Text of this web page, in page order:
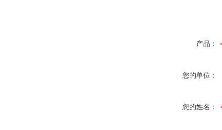
产品：
您的单位：
您的姓名：